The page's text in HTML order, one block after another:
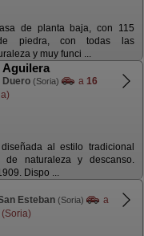
de planta baja, con 115
piedra, con todas las
y muy funci ...
Aguilera
Duero (Soria) a 16
al estilo tradicional
naturaleza y descanso.
Dispo ...
Esteban (Soria)
a